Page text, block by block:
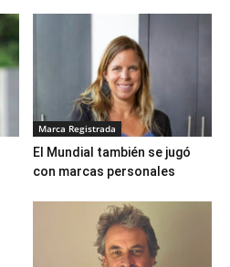
Marca Registrada
El Mundial también se jugó
con marcas personales